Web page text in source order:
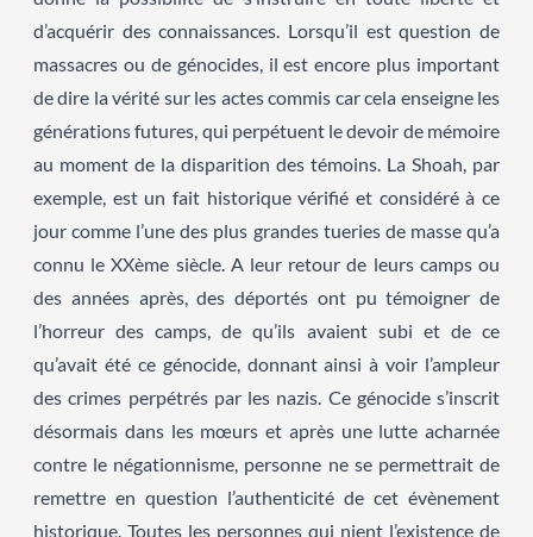
d’acquérir des connaissances. Lorsqu’il est question de
massacres ou de génocides, il est encore plus important
de dire la vérité sur les actes commis car cela enseigne les
générations futures, qui perpétuent le devoir de mémoire
au moment de la disparition des témoins. La Shoah, par
exemple, est un fait historique vérifié et considéré à ce
jour comme l’une des plus grandes tueries de masse qu’a
connu le XXème siècle. A leur retour de leurs camps ou
des années après, des déportés ont pu témoigner de
l’horreur des camps, de qu’ils avaient subi et de ce
qu’avait été ce génocide, donnant ainsi à voir l’ampleur
des crimes perpétrés par les nazis. Ce génocide s’inscrit
désormais dans les mœurs et après une lutte acharnée
contre le négationnisme, personne ne se permettrait de
remettre en question l’authenticité de cet évènement
historique. Toutes les personnes qui nient l’existence de